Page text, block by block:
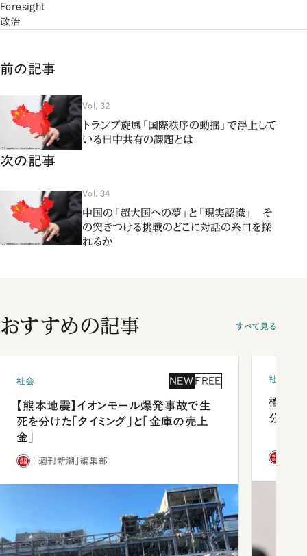
Foresight
政治
前の記事
Vol. 32
トランプ旋風「国際秩序の動揺」で浮上して
いる日中共有の課題とは
次の記事
Vol. 34
中国の「超大国への夢」と「現実認識」 そ
の突きつける挑戦のどこに対話の糸口を探
れるか
おすすめの記事 すべて見る
社会 NEW FREE
【熊本地震】イオンモール爆発事故で生
死を分けた「タイミング」と「金庫の売上
金」
「週刊新潮」編集部
社会
橋本愛
分 佐